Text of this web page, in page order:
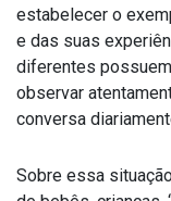
estabelecer o
e das suas
diferentes
observar
conversa
Sobre essa